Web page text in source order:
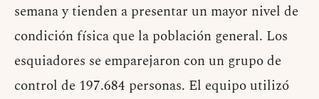
semana y tienden a presentar un mayor nivel de
condición física que la población general. Los
esquiadores se emparejaron con un grupo de
control de 197.684 personas. El equipo utilizó